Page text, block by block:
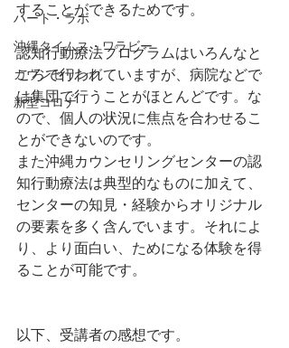
ハート・ラボ
沖縄タイムス・ワラビー
カウンセリング
新型コロナ
することができるためです。
認知行動療法プログラムはいろんなと
ころで行われていますが、病院などで
は集団で行うことがほとんどです。な
ので、個人の状況に焦点を合わせるこ
とができないのです。
また沖縄カウンセリングセンターの認
知行動療法は典型的なものに加えて、
センターの知見・経験からオリジナル
の要素を多く含んでいます。それによ
り、より面白い、ためになる体験を得
ることが可能です。
以下、受講者の感想です。